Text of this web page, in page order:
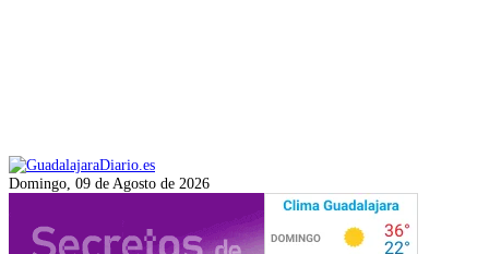
Domingo, 09 de Agosto de 2026